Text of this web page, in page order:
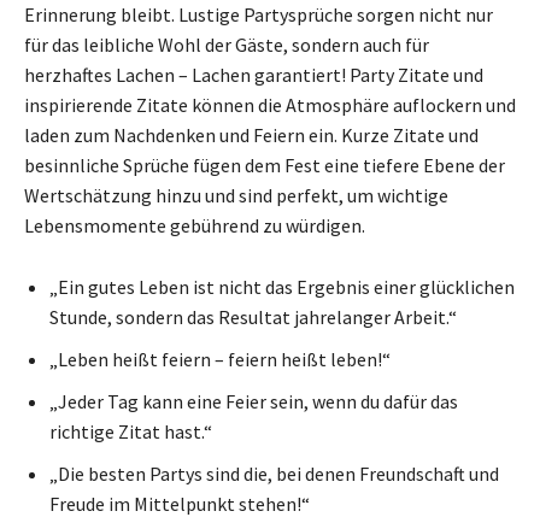
Erinnerung bleibt. Lustige Partysprüche sorgen nicht nur
für das leibliche Wohl der Gäste, sondern auch für
herzhaftes Lachen – Lachen garantiert! Party Zitate und
inspirierende Zitate können die Atmosphäre auflockern und
laden zum Nachdenken und Feiern ein. Kurze Zitate und
besinnliche Sprüche fügen dem Fest eine tiefere Ebene der
Wertschätzung hinzu und sind perfekt, um wichtige
Lebensmomente gebührend zu würdigen.
„Ein gutes Leben ist nicht das Ergebnis einer glücklichen
Stunde, sondern das Resultat jahrelanger Arbeit.“
„Leben heißt feiern – feiern heißt leben!“
„Jeder Tag kann eine Feier sein, wenn du dafür das
richtige Zitat hast.“
„Die besten Partys sind die, bei denen Freundschaft und
Freude im Mittelpunkt stehen!“